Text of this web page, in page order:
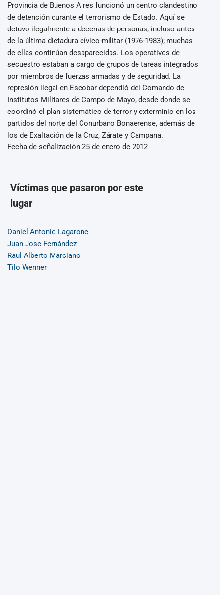
Provincia de Buenos Aires funcionó un centro clandestino
de detención durante el terrorismo de Estado. Aquí se
detuvo ilegalmente a decenas de personas, incluso antes
de la última dictadura cívico-militar (1976-1983); muchas
de ellas continúan desaparecidas. Los operativos de
secuestro estaban a cargo de grupos de tareas integrados
por miembros de fuerzas armadas y de seguridad. La
represión ilegal en Escobar dependió del Comando de
Institutos Militares de Campo de Mayo, desde donde se
coordinó el plan sistemático de terror y exterminio en los
partidos del norte del Conurbano Bonaerense, además de
los de Exaltación de la Cruz, Zárate y Campana.
Fecha de señalización 25 de enero de 2012
Víctimas que pasaron por este
lugar
Daniel Antonio Lagarone
Juan Jose Fernández
Raul Alberto Marciano
Tilo Wenner